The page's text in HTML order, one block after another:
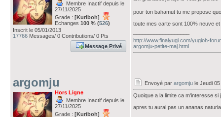
Membre Inactif depuis le
27/11/2025
Grade : [Kuriboh]
Echanges 100 % (526)
Inscrit le 05/01/2013
17766 Messages/ 0 Contributions/ 0 Pts
Message Privé
pour ton bahamut tu me propose
toute mes carte sont 100% neuve et
http://www.finalyugi.com/yugioh-
argomju-petite-maj.html
argomju
Hors Ligne
Membre Inactif depuis le
27/11/2025
Grade : [Kuriboh]
Envoyé par argomju le Jeudi
Quoique a la limite ca m'interesse
apres tu aurai pas un ananas